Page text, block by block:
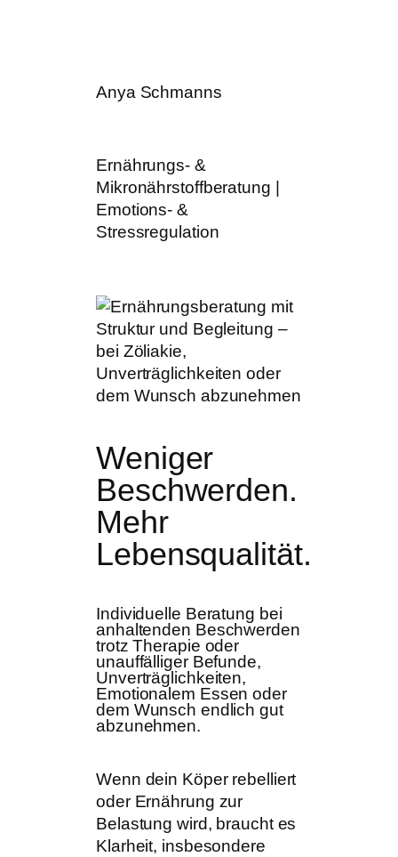
Anya Schmanns
Ernährungs- &
Mikronährstoffberatung |
Emotions- &
Stressregulation
Weniger
Beschwerden.
Mehr
Lebensqualität.
Individuelle Beratung bei
anhaltenden Beschwerden
trotz Therapie oder
unauffälliger Befunde,
Unverträglichkeiten,
Emotionalem Essen oder
dem Wunsch endlich gut
abzunehmen.
Wenn dein Köper rebelliert
oder Ernährung zur
Belastung wird, braucht es
Klarheit, insbesondere